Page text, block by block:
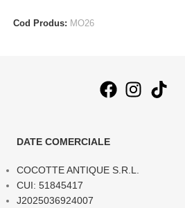
Cod Produs: MO26
DATE COMERCIALE
COCOTTE ANTIQUE S.R.L.
CUI: 51845417
J2025036924007